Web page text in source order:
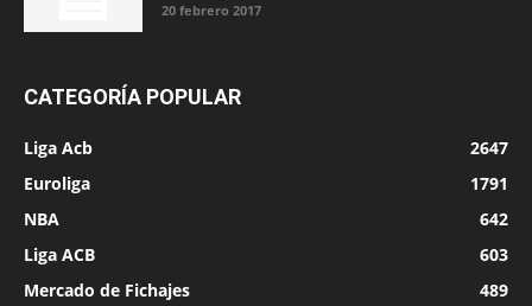
20 febrero 2017
CATEGORÍA POPULAR
Liga Acb
2647
Euroliga
1791
NBA
642
Liga ACB
603
Mercado de Fichajes
489